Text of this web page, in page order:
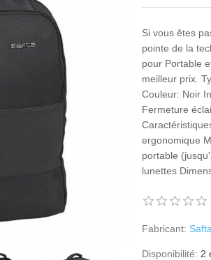
Si vous êtes
pointe de la
pour Portable
meilleur prix.
Couleur: Noir
Fermeture
ergonomique
portable
lunettes
Fabricant: Safta
Disponibilité: 2